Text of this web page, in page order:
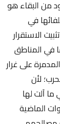
المقصود من البقاء هو
في
الاستقرار
في المناطق
على غرار
لأن
ما آلت لها
تجربة السنوات الماضية